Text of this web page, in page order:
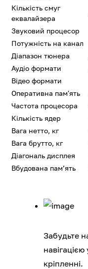
Кількість смуг
еквалайзера
Звуковий процесор
Потужність на канал
Діапазон тюнера
Аудіо формати
Відео формати
Оперативна пам'ять
Частота процесора
Кількість ядер
Вага нетто, кг
Вага брутто, кг
Діагональ дисплея
Вбудована памʼять
Забудьте
кріпленні.